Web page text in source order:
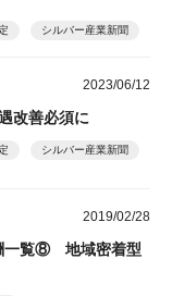
シルバー産業新聞
2023/06/12
改善必須に
シルバー産業新聞
2019/02/28
一覧⑧ 地域密着型